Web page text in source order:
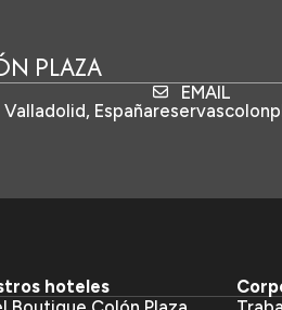
PLAZA
España
EMAIL
hoteles